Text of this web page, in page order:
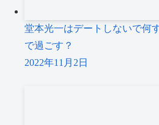
堂本光一はデートしないで何
で過ごす？
2022年11月2日